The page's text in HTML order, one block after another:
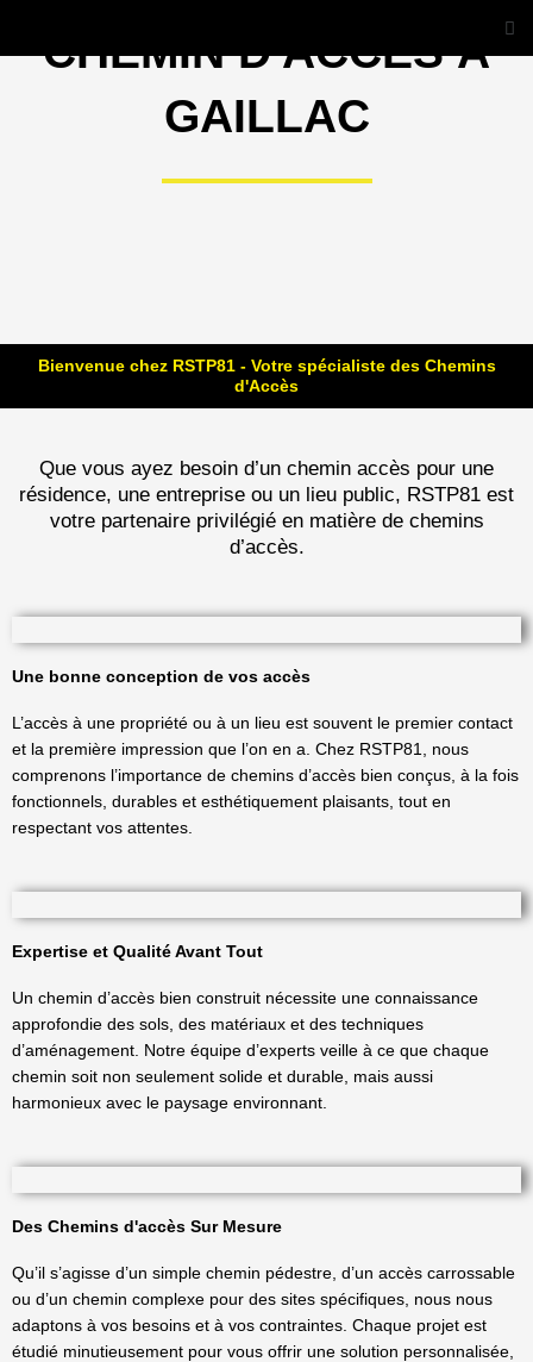
contenuCHEMIN D'ACCÈS À
GAILLAC
Bienvenue chez RSTP81 - Votre spécialiste des Chemins
d'Accès
Que vous ayez besoin d’un chemin accès pour une
résidence, une entreprise ou un lieu public, RSTP81 est
votre partenaire privilégié en matière de chemins
d’accès.
Une bonne conception de vos accès
L’accès à une propriété ou à un lieu est souvent le premier contact
et la première impression que l’on en a. Chez RSTP81, nous
comprenons l’importance de chemins d’accès bien conçus, à la fois
fonctionnels, durables et esthétiquement plaisants, tout en
respectant vos attentes.
Expertise et Qualité Avant Tout
Un chemin d’accès bien construit nécessite une connaissance
approfondie des sols, des matériaux et des techniques
d’aménagement. Notre équipe d’experts veille à ce que chaque
chemin soit non seulement solide et durable, mais aussi
harmonieux avec le paysage environnant.
Des Chemins d'accès Sur Mesure
Qu’il s’agisse d’un simple chemin pédestre, d’un accès carrossable
ou d’un chemin complexe pour des sites spécifiques, nous nous
adaptons à vos besoins et à vos contraintes. Chaque projet est
étudié minutieusement pour vous offrir une solution personnalisée,